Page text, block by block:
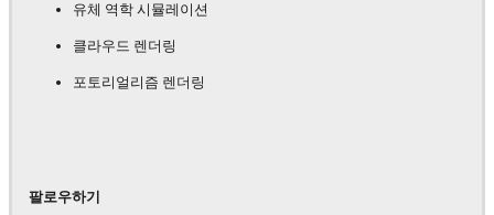
유체 역학 시뮬레이션
클라우드 렌더링
포토리얼리즘 렌더링
팔로우하기